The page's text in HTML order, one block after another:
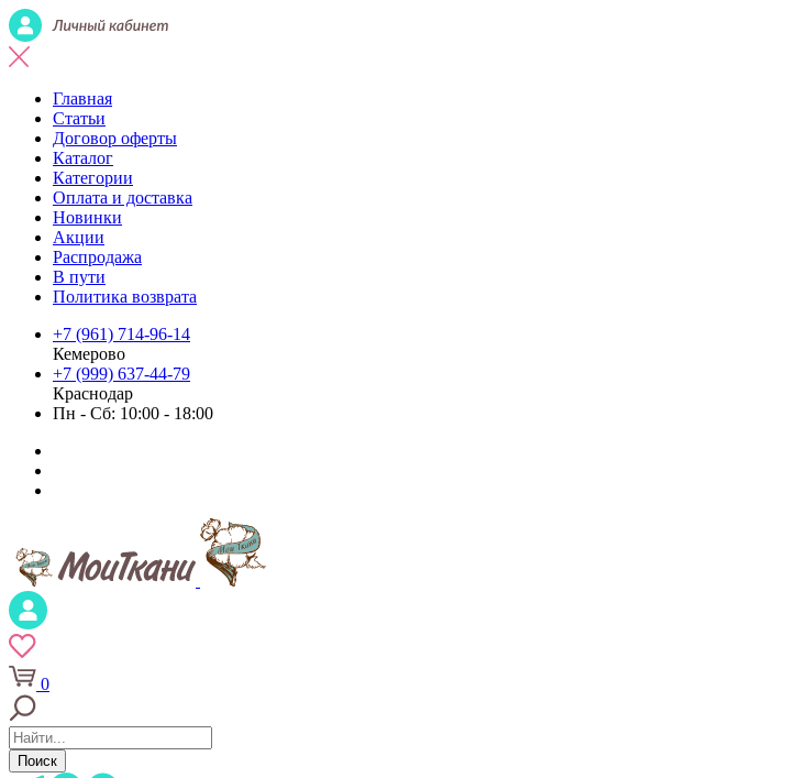
Главная
Статьи
Договор оферты
Каталог
Категории
Оплата и доставка
Новинки
Акции
Распродажа
В пути
Политика возврата
+7 (961) 714-96-14
Кемерово
+7 (999) 637-44-79
Краснодар
Пн - Сб: 10:00 - 18:00
0
Поиск